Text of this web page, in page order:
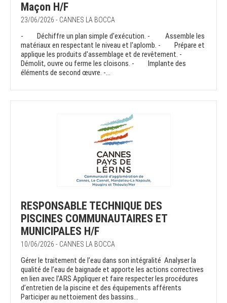
Maçon H/F
23/06/2026 - CANNES LA BOCCA
- Déchiffre un plan simple d'exécution. - Assemble les
matériaux en respectant le niveau et l'aplomb. - Prépare et
applique les produits d'assemblage et de revêtement. -
Démolit, ouvre ou ferme les cloisons. - Implante des
éléments de second œuvre. -...
RESPONSABLE TECHNIQUE DES
PISCINES COMMUNAUTAIRES ET
MUNICIPALES H/F
10/06/2026 - CANNES LA BOCCA
Gérer le traitement de l’eau dans son intégralité Analyser la
qualité de l’eau de baignade et apporte les actions correctives
en lien avec l’ARS Appliquer et faire respecter les procédures
d’entretien de la piscine et des équipements afférents
Participer au nettoiement des bassins...